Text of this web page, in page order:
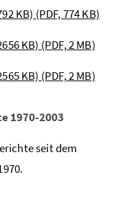
KB) (PDF, 774 KB)
KB) (PDF, 2 MB)
KB) (PDF, 2 MB)
1970-2003
seit dem